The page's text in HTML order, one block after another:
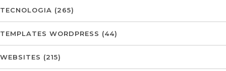
TECNOLOGIA (265)
TEMPLATES WORDPRESS (44)
WEBSITES (215)